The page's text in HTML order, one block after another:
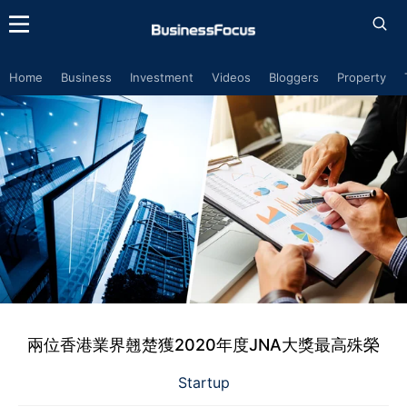
Home Business Investment Videos Bloggers Property
兩位香港業界翹楚獲2020年度JNA大獎最高殊榮
Startup